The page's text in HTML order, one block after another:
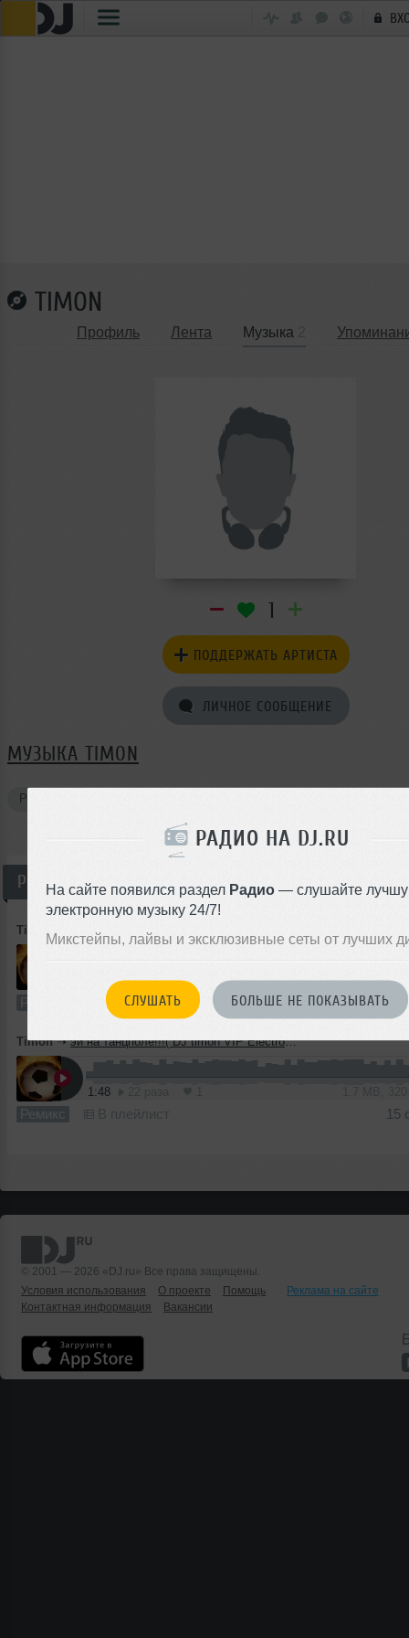
РАДИО НА DJ.RU
На сайте появился раздел Радио— слушайте
электронную музыку 24/7!
Микстейпы, лайвы и эксклюзивные сеты от лучших
СЛУШАТЬ БОЛЬШЕ НЕ ПОКАЗЫВАТЬ
TIMON
Профиль Лента Музыка
1
ПОДДЕРЖАТЬ АРТИСТА
ЛИЧНОЕ СООБЩЕНИЕ
МУЗЫКА TIMON
Ремиксы
Ремиксы
Timon Jamp Up !!! ( DJ timon Electro Rmx )
10 раз 0 3 1.4 MB,
Ремикс В плейлист 16
Timon ➝эй на танцполе!!!( DJ timon VIP Electro Rmx осень 2011)
1:48
Ремикс В плейлист 15
© 2001 — 2026 «DJ.ru» Все права защищены.
Условия использования
О проекте Помощь
Реклама на сайте
Контактная информация
Вакансии